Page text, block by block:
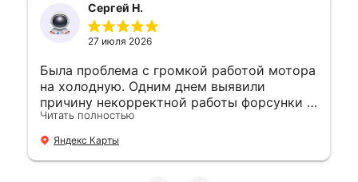
Сергей Н.
27 июля 2026
Была проблема с громкой работой мотора
на холодную. Одним днем выявили
причину некорректной работы форсунки и
устранили. 👍
Читать полностью
Яндекс Карты